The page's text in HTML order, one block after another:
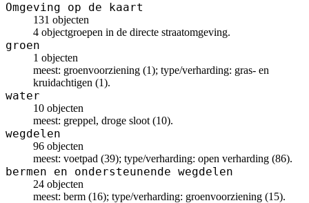
Omgeving op de kaart
131 objecten
4 objectgroepen in de directe straatomgeving.
groen
1 objecten
meest: groenvoorziening (1); type/verharding: gras- en
kruidachtigen (1).
water
10 objecten
meest: greppel, droge sloot (10).
wegdelen
96 objecten
meest: voetpad (39); type/verharding: open verharding (86).
bermen en ondersteunende wegdelen
24 objecten
meest: berm (16); type/verharding: groenvoorziening (15).